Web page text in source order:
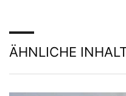
ÄHNLICHE